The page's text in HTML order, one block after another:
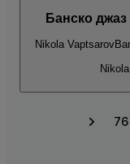
Банско
Nikola Vaptsarov